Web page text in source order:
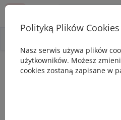
Szelki dla psa Szelki dla psa
Polityką Plików Cookies
Nasz serwis używa plików
użytkowników. Możesz
cookies zostaną zapisane w